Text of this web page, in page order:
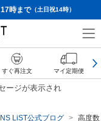
17時まで（土日祝14時）
ージが表示され
LiST公式ブログ 高度
すぐ再注文 マイ定期便